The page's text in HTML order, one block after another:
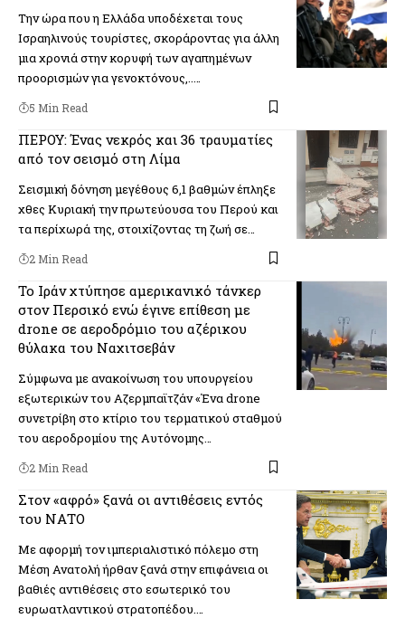
Την ώρα που η Ελλάδα υποδέχεται τους
Ισραηλινούς τουρίστες, σκοράροντας για άλλη
μια χρονιά στην κορυφή των αγαπημένων
προορισμών για γενοκτόνους,..…
5 Min Read
ΠΕΡΟΥ: Ένας νεκρός και 36 τραυματίες
από τον σεισμό στη Λίμα
Σεισμική δόνηση μεγέθους 6,1 βαθμών έπληξε
χθες Κυριακή την πρωτεύουσα του Περού και
τα περίχωρά της, στοιχίζοντας τη ζωή σε…
2 Min Read
Το Ιράν χτύπησε αμερικανικό τάνκερ
στον Περσικό ενώ έγινε επίθεση με
drone σε αεροδρόμιο του αζέρικου
θύλακα του Ναχιτσεβάν
Σύμφωνα με ανακοίνωση του υπουργείου
εξωτερικών του Αζερμπαϊτζάν «Ένα drone
συνετρίβη στο κτίριο του τερματικού σταθμού
του αεροδρομίου της Αυτόνομης…
2 Min Read
Στον «αφρό» ξανά οι αντιθέσεις εντός
του ΝΑΤΟ
Με αφορμή τον ιμπεριαλιστικό πόλεμο στη
Μέση Ανατολή ήρθαν ξανά στην επιφάνεια οι
βαθιές αντιθέσεις στο εσωτερικό του
ευρωατλαντικού στρατοπέδου.…